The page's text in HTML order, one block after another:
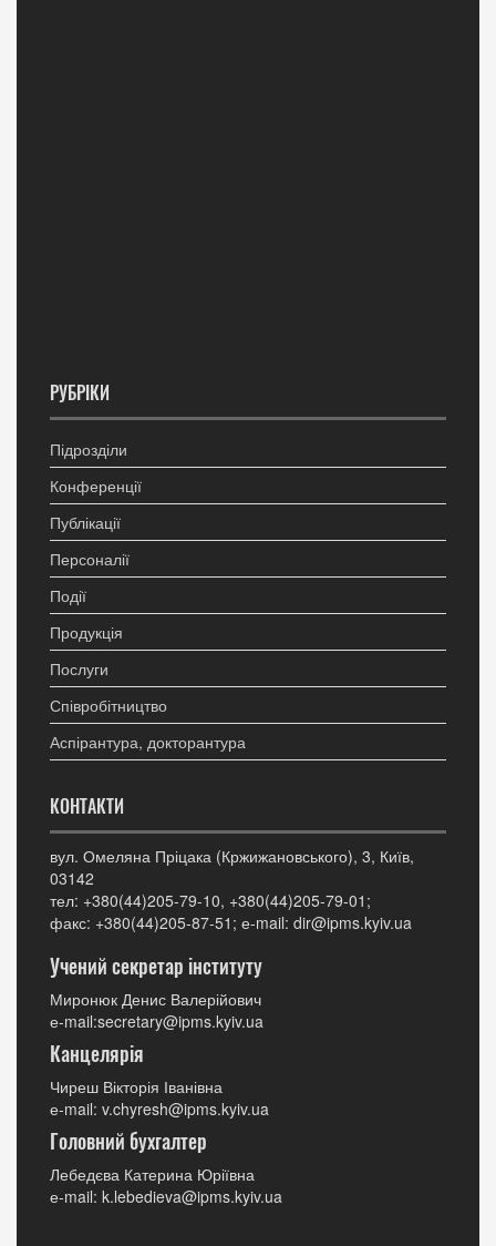
РУБРІКИ
Підрозділи
Конференції
Публікації
Персоналії
Події
Продукція
Послуги
Співробітництво
Аспірантура, докторантура
КОНТАКТИ
вул. Омеляна Пріцака (Кржижановського), 3, Київ,
03142
тел: +380(44)205-79-10, +380(44)205-79-01;
факс: +380(44)205-87-51; е-mail: dir@ipms.kyiv.ua
Учений секретар інституту
Миронюк Денис Валерійович
е-mail:secretary@ipms.kyiv.ua
Канцелярія
Чиреш Вікторія Іванівна
е-mail: v.chyresh@ipms.kyiv.ua
Головний бухгалтер
Лебедєва Катерина Юріївна
е-mail: k.lebedieva@ipms.kyiv.ua